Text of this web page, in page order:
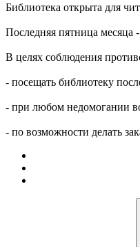
Библиотека открыта для
Последняя пятница месяца -
В целях соблюдения
- посещать библиотеку
- при любом недомогании
- по возможности делать